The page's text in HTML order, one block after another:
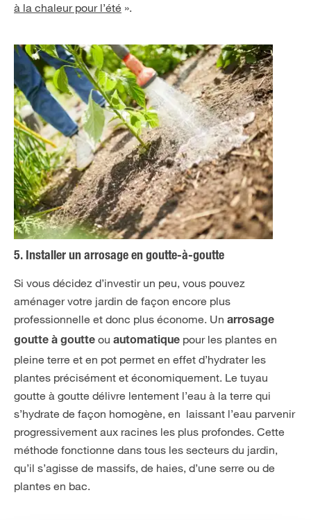
à la chaleur pour l’été ».
5. Installer un arrosage en goutte-à-goutte
Si vous décidez d’investir un peu, vous pouvez
aménager votre jardin de façon encore plus
professionnelle et donc plus économe. Un arrosage
goutte à goutte ou automatique pour les plantes en
pleine terre et en pot permet en effet d’hydrater les
plantes précisément et économiquement. Le tuyau
goutte à goutte délivre lentement l’eau à la terre qui
s’hydrate de façon homogène, en laissant l’eau parvenir
progressivement aux racines les plus profondes. Cette
méthode fonctionne dans tous les secteurs du jardin,
qu’il s’agisse de massifs, de haies, d’une serre ou de
plantes en bac.